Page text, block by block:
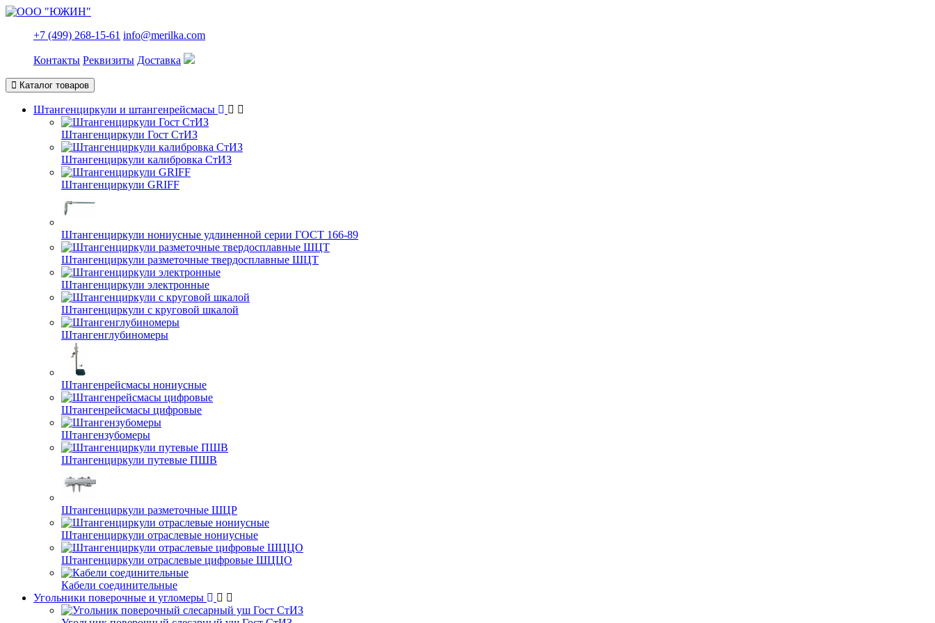
+7 (499) 268-15-61 info@merilka.com
Контакты Реквизиты Доставка
Каталог товаров
Штангенциркули и штангенрейсмасы
Штангенциркули Гост СтИЗ
Штангенциркули калибровка СтИЗ
Штангенциркули GRIFF
Штангенциркули нониусные удлиненной серии ГОСТ 166-89
Штангенциркули разметочные твердосплавные ШЦТ
Штангенциркули электронные
Штангенциркули с круговой шкалой
Штангенглубиномеры
Штангенрейсмасы нониусные
Штангенрейсмасы цифровые
Штангензубомеры
Штангенциркули путевые ПШВ
Штангенциркули разметочные ШЦР
Штангенциркули отраслевые нониусные
Штангенциркули отраслевые цифровые ШЦЦО
Кабели соединительные
Угольники поверочные и угломеры